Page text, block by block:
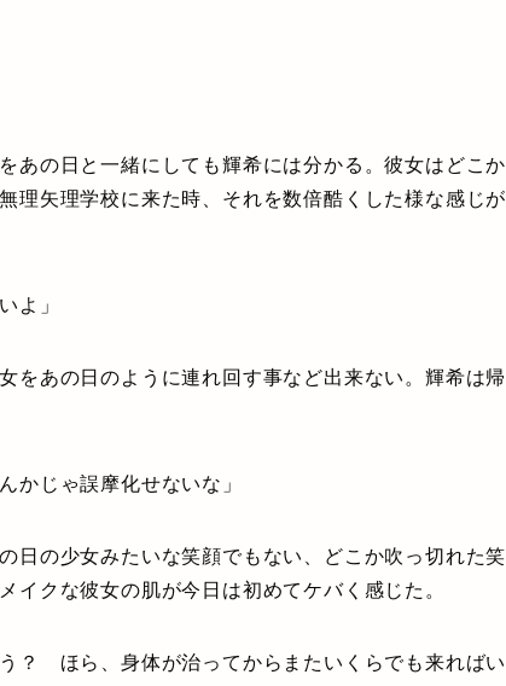
あの日と一緒にしても輝希には分かる。彼女はどこか
理矢理学校に来た時、それを数倍酷くした様な感じが
よ」
あの日のように連れ回す事など出来ない。輝希は帰
かじゃ誤摩化せないな」
日の少女みたいな笑顔でもない、どこか吹っ切れた笑
イクな彼女の肌が今日は初めてケバく感じた。
？ ほら、身体が治ってからまたいくらでも来ればい